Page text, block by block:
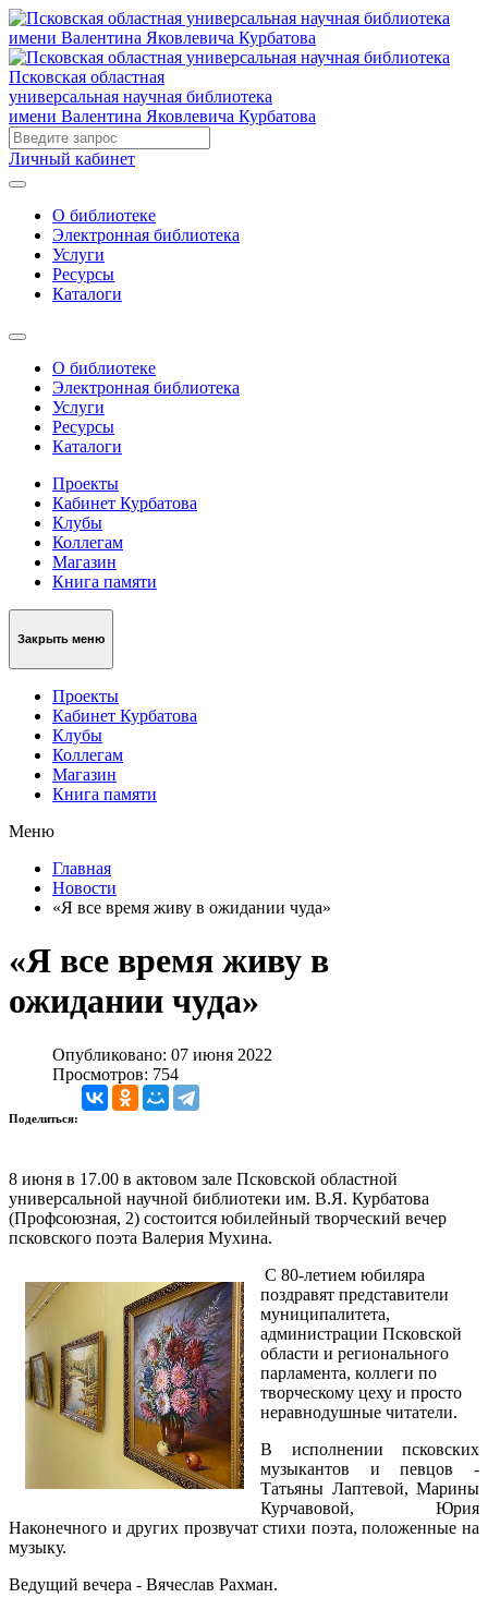
Псковская областная
универсальная научная библиотека
имени Валентина Яковлевича Курбатова
Личный кабинет
О библиотеке
Электронная библиотека
Услуги
Ресурсы
Каталоги
О библиотеке
Электронная библиотека
Услуги
Ресурсы
Каталоги
Проекты
Кабинет Курбатова
Клубы
Коллегам
Магазин
Книга памяти
Закрыть меню
Проекты
Кабинет Курбатова
Клубы
Коллегам
Магазин
Книга памяти
Меню
Главная
Новости
«Я все время живу в ожидании чуда»
«Я все время живу в
ожидании чуда»
Опубликовано: 07 июня 2022
Просмотров: 754
Поделиться:
8 июня в 17.00 в актовом зале Псковской областной
универсальной научной библиотеки им. В.Я. Курбатова
(Профсоюзная, 2) состоится юбилейный творческий вечер
псковского поэта Валерия Мухина.
С 80-летием юбиляра
поздравят представители
муниципалитета,
администрации Псковской
области и регионального
парламента, коллеги по
творческому цеху и просто
неравнодушные читатели.
В исполнении псковских
музыкантов и певцов -
Татьяны Лаптевой, Марины
Курчавовой, Юрия
Наконечного и других прозвучат стихи поэта, положенные на
музыку.
Ведущий вечера - Вячеслав Рахман.